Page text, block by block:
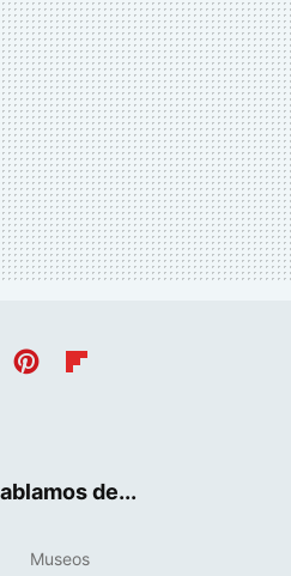
de...
Museos